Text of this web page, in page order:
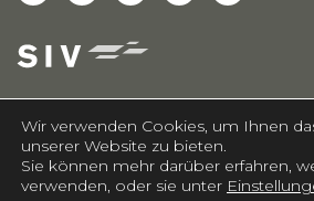
casasoft.ch© All rights reserved.
Wir verwenden Cookies, um Ihnen
unserer Website zu bieten.
Sie können mehr darüber erfahren,
verwenden, oder sie unter